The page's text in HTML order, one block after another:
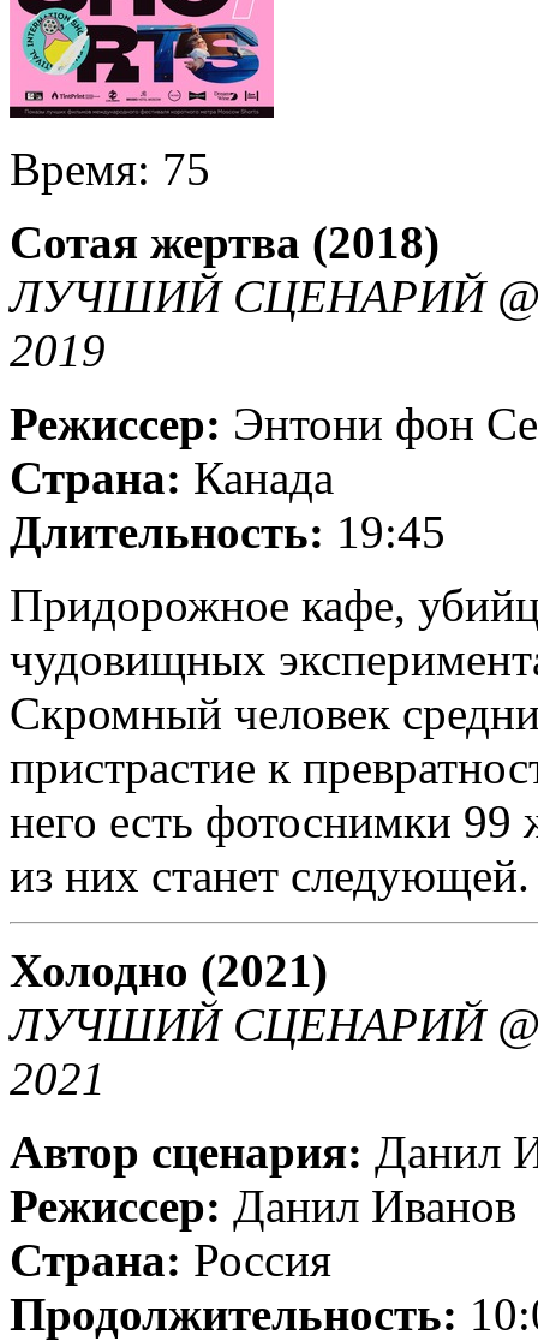
Время: 75
Сотая жертва (2018)
ЛУЧШИЙ СЦЕНАРИЙ @
2019
Режиссер: Энтони фон
Страна: Канада
Длительность: 19:45
Придорожное кафе,
чудовищных
Скромный человек
пристрастие к
него есть фотоснимки 99
из них станет следующей.
Холодно (2021)
ЛУЧШИЙ СЦЕНАРИЙ @
2021
Автор сценария: Данил
Режиссер: Данил Иванов
Страна: Россия
Продолжительность: